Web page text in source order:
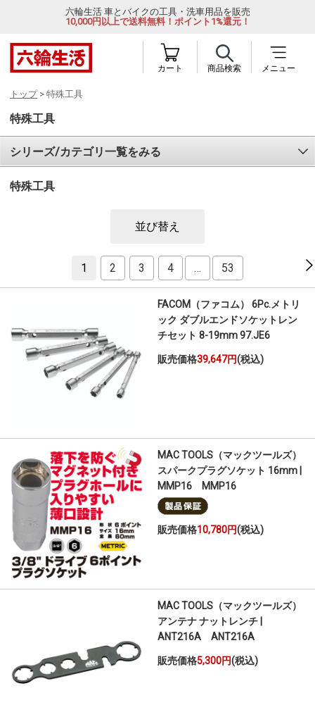
六輪生活 車とバイクの工具・洗車用品を販売
10,000円以上で送料無料！ポイント1%還元！
カート 商品検索 メニュー
トップ> 特殊工具
特殊工具
シリーズ/カテゴリ一覧をみる
特殊工具
並び替え
1 2 3 4 … 53
FACOM（ファコム） 6Pc.メトリ
ック ダブルエンドソケットレン
チセット 8-19mm 97.JE6
販売価格39,647円(税込)
MAC TOOLS（マックツールズ）
スパークプラグソケット 16mm |
MMP16 MMP16
販売価格10,780円(税込)
MAC TOOLS（マックツールズ）
アンテナ ナットレンチ |
ANT216A ANT216A
販売価格5,300円(税込)